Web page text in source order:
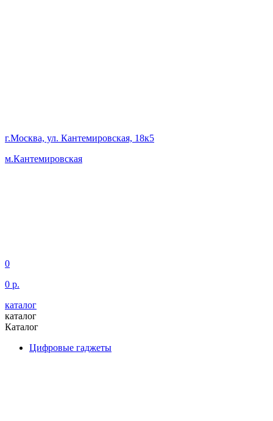
г.Москва, ул. Кантемировская, 18к5
м.Кантемировская
0
0 р.
каталог
каталог
Каталог
Цифровые гаджеты